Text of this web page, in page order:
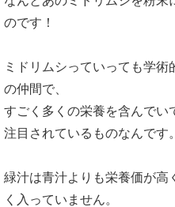
のです！
ミドリムシっていっても学術
の仲間で、
すごく多くの栄養を含んでい
注目されているものなんです。
緑汁は青汁よりも栄養価が高
く入っていません。